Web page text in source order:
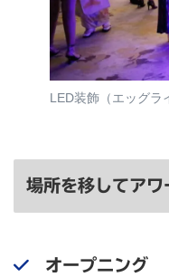
LED装飾（エッグラ
場所を移してア
オープニング